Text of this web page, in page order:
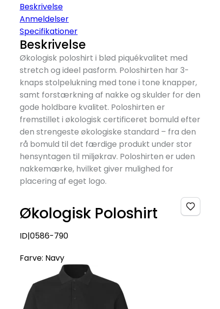
Beskrivelse
Anmeldelser
Specifikationer
Beskrivelse
Økologisk poloshirt i blød piquékvalitet med
stretch og ideel pasform. Poloshirten har 3-
knaps stolpelukning med tone i tone knapper,
samt forstærkning af nakke og skulder for den
gode holdbare kvalitet. Poloshirten er
fremstillet i økologisk certificeret bomuld efter
den strengeste økologiske standard – fra den
rå bomuld til det færdige produkt under stor
hensyntagen til miljøkrav. Poloshirten er uden
nakkemærke, hvilket giver mulighed for
placering af eget logo.
Økologisk Poloshirt
ID|0586-790
Farve: Navy